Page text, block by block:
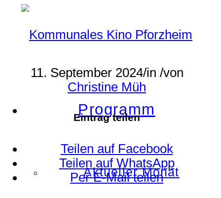
Programm
Aktueller Monat
11. September 2024/in /von
Christine Müh
Eintrag teilen
Teilen auf Facebook
Teilen auf WhatsApp
Per E-Mail teilen